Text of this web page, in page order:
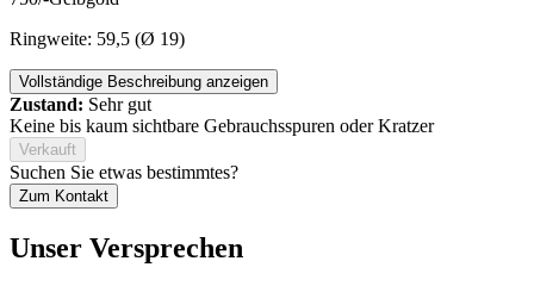
Ringweite: 59,5 (Ø 19)
Vollständige Beschreibung anzeigen
Zustand: Sehr gut
Keine bis kaum sichtbare Gebrauchsspuren oder Kratzer
Verkauft
Suchen Sie etwas bestimmtes?
Zum Kontakt
Unser Versprechen